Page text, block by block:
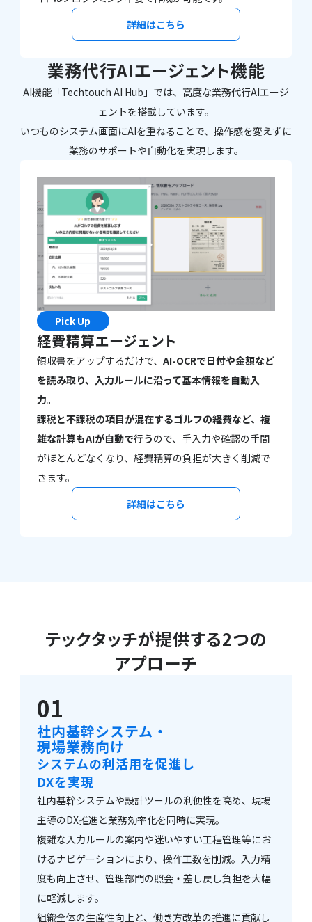
詳細はこちら
業務代行AIエージェント機能
AI機能「Techtouch AI Hub」では、高度な業務代行AIエージ
ェントを搭載しています。
いつものシステム画面にAIを重ねることで、操作感を変えずに
業務のサポートや自動化を実現します。
Pick Up
経費精算エージェント
領収書をアップするだけで、 AI-OCRで日付や金額など
を読み取り、入力ルールに沿って基本情報を自動入
力。
課税と不課税の項目が混在するゴルフの経費など、複
雑な計算もAIが自動で行うので、手入力や確認の手間
がほとんどなくなり、経費精算の負担が大きく削減で
きます。
詳細はこちら
テックタッチが提供する2つの
アプローチ
01
社内基幹システム・
現場業務向け
システムの利活用を促進し
DXを実現
社内基幹システムや設計ツールの利便性を高め、現場
主導のDX推進と業務効率化を同時に実現。
複雑な入力ルールの案内や迷いやすい工程管理等にお
けるナビゲーションにより、操作工数を削減。入力精
度も向上させ、管理部門の照会・差し戻し負担を大幅
に軽減します。
組織全体の生産性向上と、働き方改革の推進に貢献し